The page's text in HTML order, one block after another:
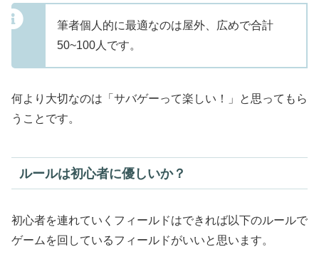
筆者個人的に最適なのは屋外、広めで合計
50~100人です。
何より大切なのは「サバゲーって楽しい！」と思ってもら
うことです。
ルールは初心者に優しいか？
初心者を連れていくフィールドはできれば以下のルールで
ゲームを回しているフィールドがいいと思います。